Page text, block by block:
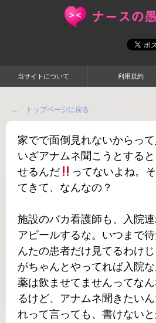
当サイトについて 利用規約
← トップページに戻る
家でで面倒見れないからって
いざアナムネ聞こうとする
せるんだ
ってないよね。
てきて、なんなの？
施設のバカ看護師も、入院
アピールするな。いつまで
んたの患者だけ見てるわけ
がちゃんとやってれば入院な
薬は飲ませてませんってな
るけど、アナムネ聞きたい
れって言っても、書けない